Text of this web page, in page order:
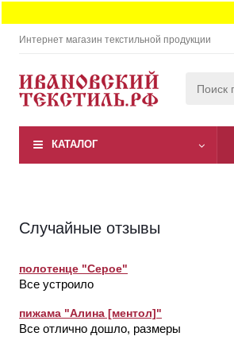
Интернет магазин текстильной продукции
КАТАЛОГ
Случайные отзывы
полотенце "Серое"
Все устроило
пижама "Алина [ментол]"
Все отлично дошло, размеры